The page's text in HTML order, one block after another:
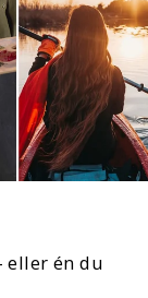
én du